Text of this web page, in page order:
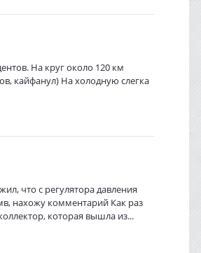
На круг около 120 км
кайфанул) На холодную слегка
что с регулятора давления
нахожу комментарий Как раз
которая вышла из...